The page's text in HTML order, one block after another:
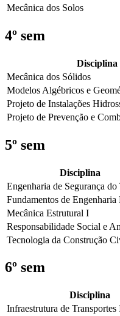
Mecânica dos Solos
4º sem
Disciplina
Mecânica dos Sólidos
Modelos Algébricos e
Projeto de Instalações
Projeto de Prevenção e
5º sem
Disciplina
Engenharia de Segurança do
Fundamentos de Engenharia
Mecânica Estrutural I
Responsabilidade Social e
Tecnologia da Construção
6º sem
Disciplina
Infraestrutura de Transportes